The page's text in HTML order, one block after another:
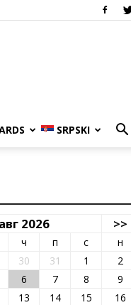
SRPSKI
авг 2026 >>
ч п с
н
30 31 1
2
6 7 8
9
13 14 15
16